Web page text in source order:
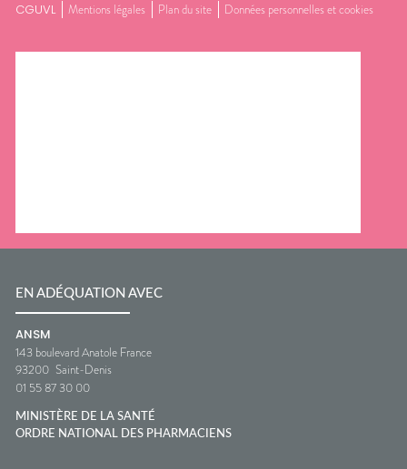
CGUVL Mentions légales Plan du site Données personnelles et cookies
EN ADÉQUATION AVEC
ANSM
143 boulevard Anatole France
93200 Saint-Denis
01 55 87 30 00
MINISTÈRE DE LA SANTÉ
ORDRE NATIONAL DES PHARMACIENS